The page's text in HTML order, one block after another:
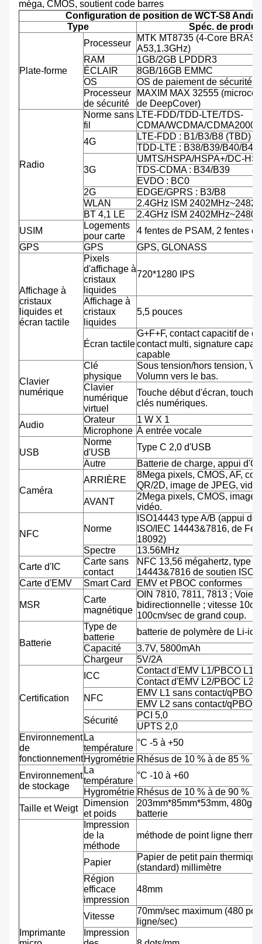
méga, CMOS, soutient code barres
Configuration de position de WCT-S8
Type
Spéc. de produit
Plate-forme
Processeur
MTK MT8735 (4-Core BRAS
A53,1.3GHz)
RAM
1GB/2GB LPDDR3
ÉCLAIR
8GB/16GB EMMC
OS
OS de paiement de sécurité
Processeur
de sécurité
MAXIM MAX 32555
de DeepCover)
Radio
Norme sans
fil
LTE-FDD/TDD-LTE/TDS-
CDMA/WCDMA/CDMA2000/
4G
LTE-FDD : B1/B3/B8 (TBD)
TDD-LTE : B38/B39/B40/B41
3G
UMTS/HSPA/HSPA+/DC-
TDS-CDMA : B34/B39
EVDO : BC0
2G
EDGE/GPRS : B3/B8
WLAN
2.4GHz ISM
BT 4,1 LE
2.4GHz ISM
USIM
Logements
pour carte
4 fentes de PSAM, 2 fentes
GPS
GPS GPS, GLONASS
Affichage à
cristaux
liquides et
écran tactile
Pixels
d'affichage à
cristaux
liquides
720*1280 IPS
Affichage à
cristaux
liquides
5,5 pouces
Écran tactile
G+F+F, contact capacitif de
contact multi, signature
capable
Clavier
numérique
Clé
physique
Sous tension/hors tension,
Volumn vers le bas.
Clavier
numérique
virtuel
Touche début d'écran, touche
clés numériques.
Audio
Orateur
1 W X 1
Microphone À entrée vocale
USB
Norme
d'USB
Type C 2,0 d'USB
Autre
Batterie de charge, appui
Caméra
ARRIÈRE
8Mega pixels, CMOS, AF,
QR/2D, image de JPEG,
AVANT
2Mega pixels, CMOS, image
vidéo.
NFC
Norme
ISO14443 type A/B (appui de
ISO/IEC 14443&7816, de
18092)
Spectre
13.56MHz
Carte d'IC
Carte sans
contact
NFC 13,56 mégahertz, type
14443&7816 de soutien ISO/
Carte d'EMV
Smart Card EMV et PBOC conformes
MSR
Carte
magnétique
OIN 7810, 7811, 7813 ; Voie
bidirectionnelle ; vitesse
100cm/sec de grand coup.
Batterie
Type de
batterie
batterie de polymère de Li-ion
Capacité
3.7V, 5800mAh
Chargeur
5V/2A
Certification
ICC
Contact d'EMV L1/PBCO L1
Contact d'EMV L2/PBOC L2
NFC
EMV L1 sans contact/qPBOC
EMV L2 sans contact/qPBOC
Sécurité
PCI 5,0
UPTS 2,0
Environnement
de
fonctionnement
La
température
°C -5 à +50
Hygrométrie Rhésus de 10 % à de 85 %
Environnement
de stockage
La
température
°C -10 à +60
Hygrométrie Rhésus de 10 % à de 90 %
Taille et Weigt
Dimension
et poids
203mm*85mm*53mm, 480g
batterie
Imprimante
Impression
de la
méthode
méthode de point ligne
Papier
Papier de petit pain
(standard) millimètre
Région
efficace
impression
48mm
Vitesse
70mm/sec maximum (480
ligne/sec)
Impression